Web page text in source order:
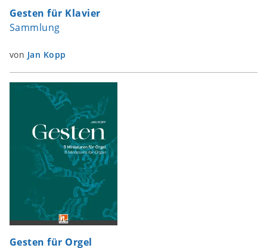
Gesten für Klavier
Sammlung
von Jan Kopp
Gesten für Orgel